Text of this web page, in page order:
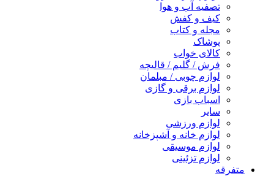
تصفیه آب و هوا
کیف و کفش
مجله و کتاب
پوشاک
کالای خواب
فرش / گلیم / قالیچه
لوازم چوبی / مبلمان
لوازم برقی و گازی
اسباب بازی
سایر
لوازم ورزشی
لوازم خانه و آشپزخانه
لوازم موسیقی
لوازم تزئینی
متفرقه